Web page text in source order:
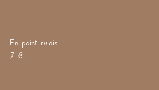
En point relais
7 €